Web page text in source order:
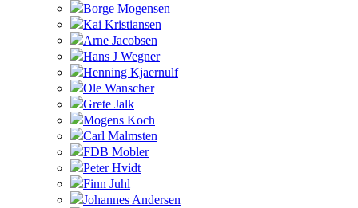
Borge Mogensen
Kai Kristiansen
Arne Jacobsen
Hans J Wegner
Henning Kjaernulf
Ole Wanscher
Grete Jalk
Mogens Koch
Carl Malmsten
FDB Mobler
Peter Hvidt
Finn Juhl
Johannes Andersen